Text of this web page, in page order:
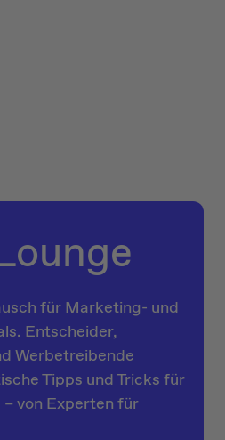
für Marketing- und
Entscheider,
Werbetreibende
Tipps und Tricks für
von Experten für